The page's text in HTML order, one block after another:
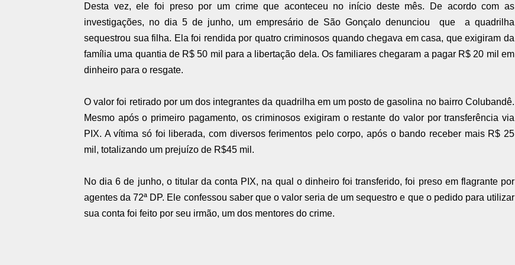
Desta vez, ele foi preso por um crime que aconteceu no início deste mês. De acordo com as
investigações, no dia 5 de junho, um empresário de São Gonçalo denunciou que a quadrilha
sequestrou sua filha. Ela foi rendida por quatro criminosos quando chegava em casa, que exigiram da
família uma quantia de R$ 50 mil para a libertação dela. Os familiares chegaram a pagar R$ 20 mil em
dinheiro para o resgate.
O valor foi retirado por um dos integrantes da quadrilha em um posto de gasolina no bairro Colubandê.
Mesmo após o primeiro pagamento, os criminosos exigiram o restante do valor por transferência via
PIX. A vítima só foi liberada, com diversos ferimentos pelo corpo, após o bando receber mais R$ 25
mil, totalizando um prejuízo de R$45 mil.
No dia 6 de junho, o titular da conta PIX, na qual o dinheiro foi transferido, foi preso em flagrante por
agentes da 72ª DP. Ele confessou saber que o valor seria de um sequestro e que o pedido para utilizar
sua conta foi feito por seu irmão, um dos mentores do crime.